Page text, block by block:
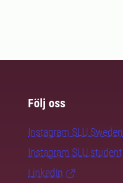
Följ oss
Instagram SLU.Sweden
Instagram SLU.student
LinkedIn